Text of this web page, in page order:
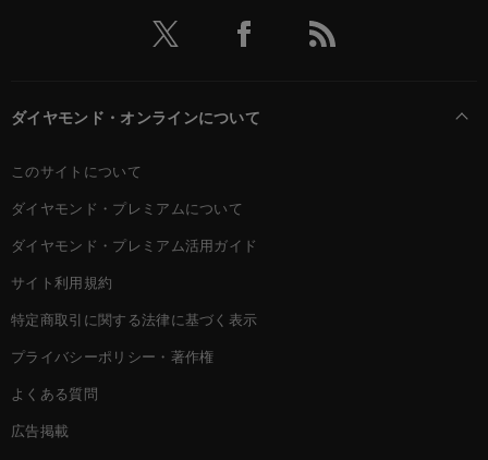
ダイヤモンド・オンラインについて
このサイトについて
ダイヤモンド・プレミアムについて
ダイヤモンド・プレミアム活用ガイド
サイト利用規約
特定商取引に関する法律に基づく表示
プライバシーポリシー・著作権
よくある質問
広告掲載